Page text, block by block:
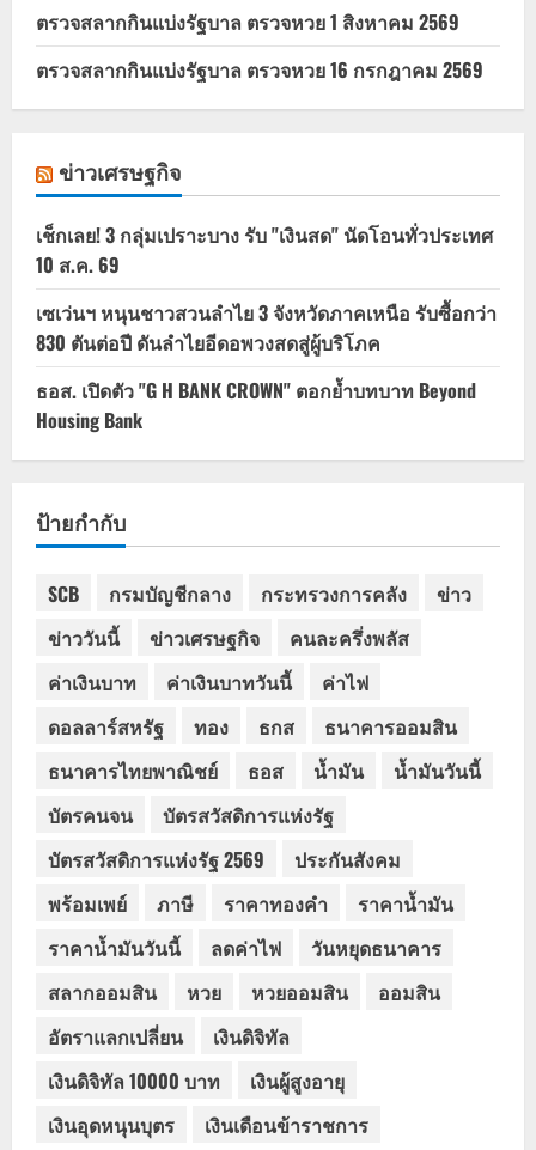
ตรวจสลากกินแบ่งรัฐบาล ตรวจหวย 1 สิงหาคม 2569
ตรวจสลากกินแบ่งรัฐบาล ตรวจหวย 16 กรกฎาคม 2569
ข่าวเศรษฐกิจ
เช็กเลย! 3 กลุ่มเปราะบาง รับ "เงินสด" นัดโอนทั่วประเทศ
10 ส.ค. 69
เซเว่นฯ หนุนชาวสวนลำไย 3 จังหวัดภาคเหนือ รับซื้อกว่า
830 ตันต่อปี ดันลำไยอีดอพวงสดสู่ผู้บริโภค
ธอส. เปิดตัว "G H BANK CROWN" ตอกย้ำบทบาท Beyond
Housing Bank
ป้ายกำกับ
SCB กรมบัญชีกลาง กระทรวงการคลัง
ข่าว
ข่าววันนี้
ข่าวเศรษฐกิจ
คนละครึ่งพลัส
ค่าเงินบาท
ค่าเงินบาทวันนี้
ค่าไฟ
ดอลลาร์สหรัฐ
ทอง ธกส
ธนาคารออมสิน
ธนาคารไทยพาณิชย์
ธอส น้ำมัน
น้ำมันวันนี้
บัตรคนจน
บัตรสวัสดิการแห่งรัฐ
บัตรสวัสดิการแห่งรัฐ 2569
ประกันสังคม
พร้อมเพย์
ภาษี ราคาทองคำ
ราคาน้ำมัน
ราคาน้ำมันวันนี้
ลดค่าไฟ
วันหยุดธนาคาร
สลากออมสิน
หวย หวยออมสิน
ออมสิน
อัตราแลกเปลี่ยน
เงินดิจิทัล
เงินดิจิทัล 10000 บาท
เงินผู้สูงอายุ
เงินอุดหนุนบุตร
เงินเดือนข้าราชการ